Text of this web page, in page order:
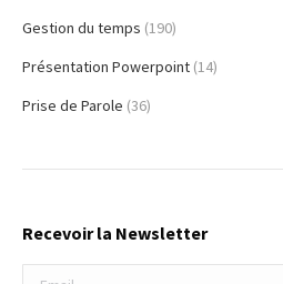
Gestion du temps (190)
Présentation Powerpoint (14)
Prise de Parole (36)
Recevoir la Newsletter